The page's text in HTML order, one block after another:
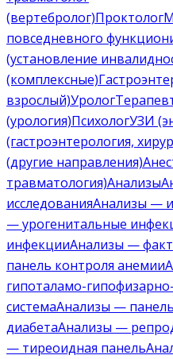
(вертебролог)Проктолог
повседневного
(установление
(комплексные)
взрослый)Уролог
(урология)ПсихологУЗИ
(гастроэнтерология,
(другие направления)
травматология)Анализы
исследованияАнализы —
— урогенитальные
инфекцииАнализы —
панель контроля анемии
гипоталамо-
системаАнализы —
диабетаАнализы —
— тиреоидная панель